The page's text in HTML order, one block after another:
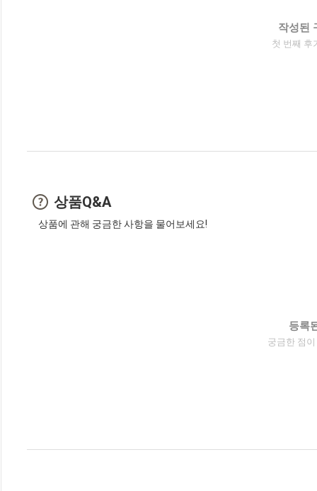
작성된
첫 번째 후
상품Q&A
상품에 관해 궁금한 사항을 물어보세요!
등록
궁금한 점